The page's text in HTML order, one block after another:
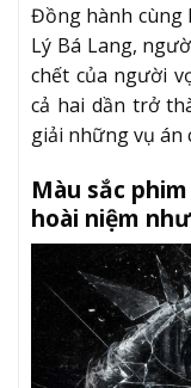
Đồng hành cùng
Lý Bá Lang,
chết của người
cả hai dần trở
giải những vụ án
Màu sắc
hoài niệm